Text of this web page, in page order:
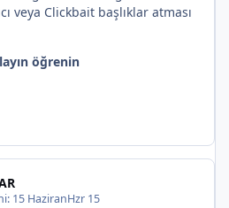
veya Clickbait başlıklar atması
öğrenin
15 HaziranHzr 15